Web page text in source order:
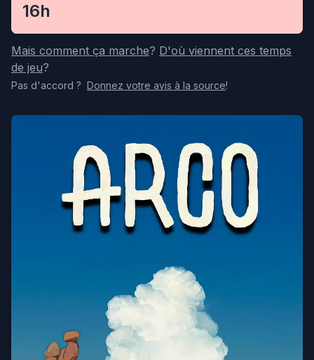
16h
Mais comment ça marche? D'où viennent ces temps
de jeu?
Pas d'accord ? Donnez votre avis à la source!